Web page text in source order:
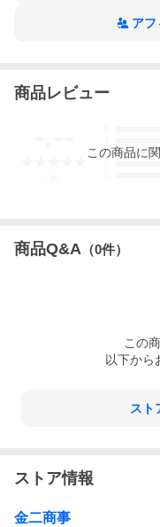
安らぎのひとときを表現
い。
フトのご利用には化粧箱
ギフト包装ご希望のお客
アフ
商品レビュー
3
この商品に
商品Q&A （0件）
この
以下から
スト
ストア情報
金二商事